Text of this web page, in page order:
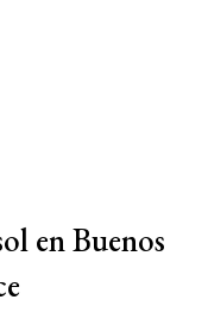
en Buenos